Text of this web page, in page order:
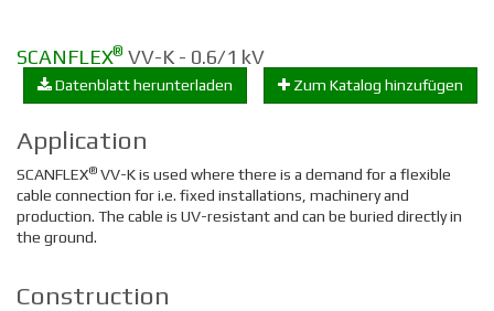
SCANFLEX® VV-K - 0.6/1 kV
Zum Katalog hinzufügen
Datenblatt herunterladen
Application
SCANFLEX® VV-K is used where there is a demand for a flexible
cable connection for i.e. fixed installations, machinery and
production. The cable is UV-resistant and can be buried directly in
the ground.
Construction